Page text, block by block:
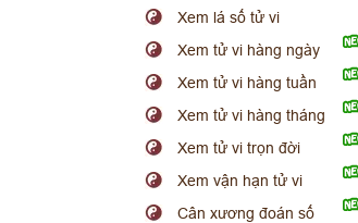
Xem lá số tử vi
Xem tử vi hàng ngày
Xem tử vi hàng tuần
Xem tử vi hàng tháng
Xem tử vi trọn đời
Xem vận hạn tử vi
Cân xương đoán số